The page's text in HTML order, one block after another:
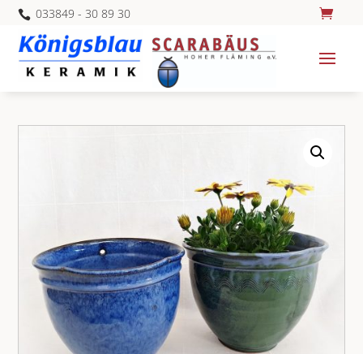
 033849 - 30 89 30